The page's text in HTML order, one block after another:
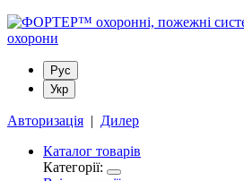
Рус
Укр
Авторизація | Дилер
Каталог товарів
Категорії: